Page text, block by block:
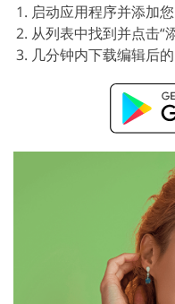
启动应用程序并添加您
从列表中找到并点击“
几分钟内下载编辑后的